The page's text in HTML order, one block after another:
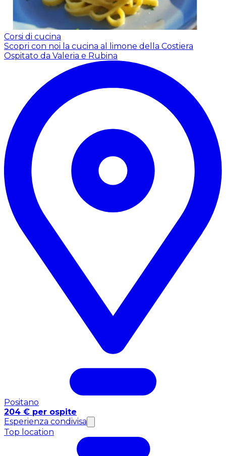
Corsi di cucina
Scopri con noi la cucina al limone della Costiera
Ospitato da Valeria e Rubina
Positano
204 € per ospite
Esperienza condivisa
Top location